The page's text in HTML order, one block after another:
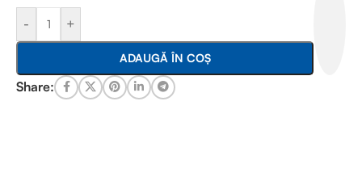
- +
ADAUGĂ ÎN COȘ
Share: